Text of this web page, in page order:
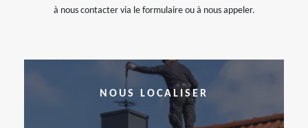
à nous contacter via le formulaire ou à nous appeler.
NOUS LOCALISER